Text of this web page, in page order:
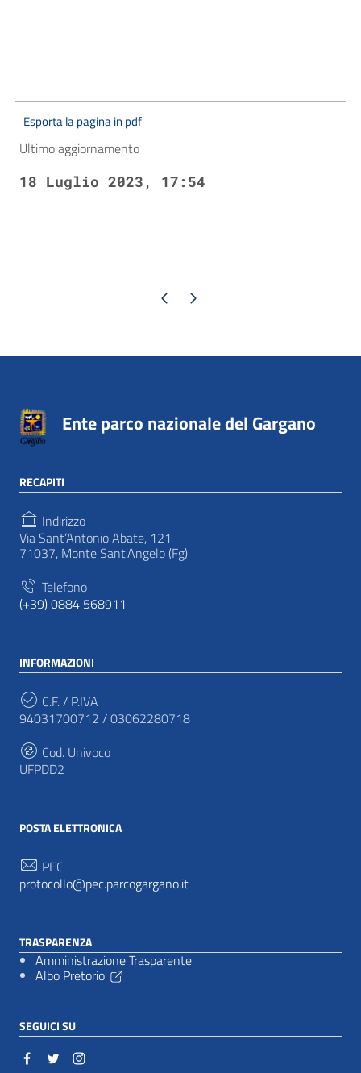
Esporta la pagina in pdf
Ultimo aggiornamento
18 Luglio 2023, 17:54
Pagina precedente
Pagina successiva
Ente parco nazionale del Gargano
RECAPITI
Indirizzo
Via Sant’Antonio Abate, 121
71037, Monte Sant'Angelo (Fg)
Telefono
(+39) 0884 568911
INFORMAZIONI
C.F. / P.IVA
94031700712 / 03062280718
Cod. Univoco
UFPDD2
POSTA ELETTRONICA
PEC
protocollo@pec.parcogargano.it
TRASPARENZA
Amministrazione Trasparente
Albo Pretorio
SEGUICI SU